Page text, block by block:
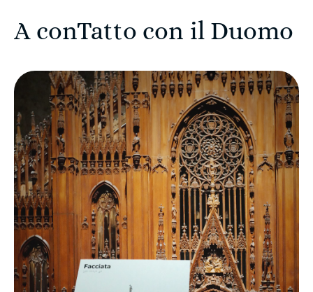
A conTatto con il Duomo